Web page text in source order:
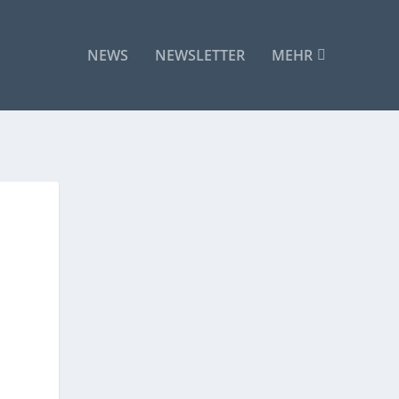
NEWS NEWSLETTER MEHR